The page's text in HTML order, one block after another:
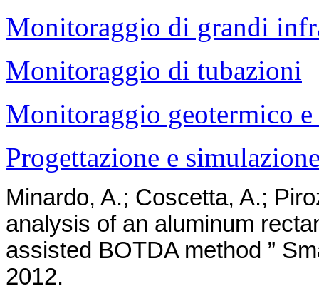
Monitoraggio di grandi
Monitoraggio di tubazioni
Monitoraggio geotermico
Progettazione e
Minardo, A.; Coscetta, A.;
analysis of an aluminum
assisted BOTDA method ”
2012.